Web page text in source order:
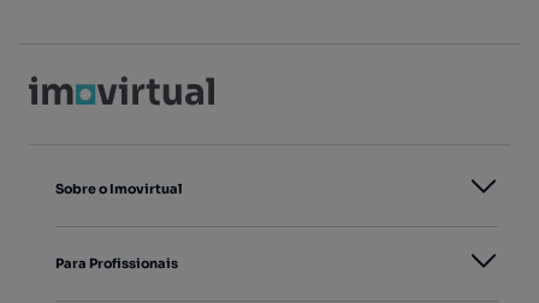
Sobre o Imovirtual
Para Profissionais